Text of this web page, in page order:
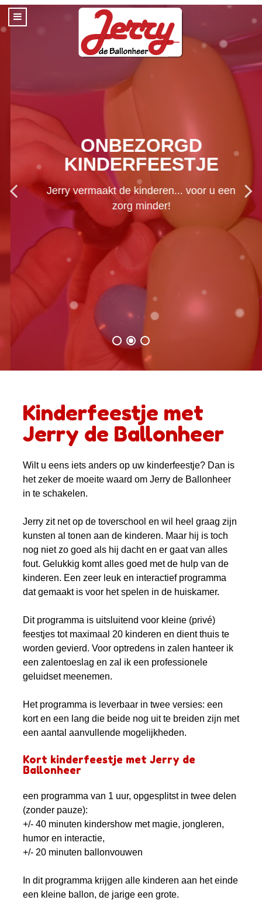
ONBEZORGD
KINDERFEESTJE
Jerry vermaakt de kinderen... voor u een
zorg minder!
Kinderfeestje met
Jerry de Ballonheer
Wilt u eens iets anders op uw kinderfeestje? Dan is
het zeker de moeite waard om Jerry de Ballonheer
in te schakelen.
Jerry zit net op de toverschool en wil heel graag zijn
kunsten al tonen aan de kinderen. Maar hij is toch
nog niet zo goed als hij dacht en er gaat van alles
fout. Gelukkig komt alles goed met de hulp van de
kinderen. Een zeer leuk en interactief programma
dat gemaakt is voor het spelen in de huiskamer.
Dit programma is uitsluitend voor kleine (privé)
feestjes tot maximaal 20 kinderen en dient thuis te
worden gevierd. Voor optredens in zalen hanteer ik
een zalentoeslag en zal ik een professionele
geluidset meenemen.
Het programma is leverbaar in twee versies: een
kort en een lang die beide nog uit te breiden zijn met
een aantal aanvullende mogelijkheden.
Kort kinderfeestje met Jerry de
Ballonheer
een programma van 1 uur, opgesplitst in twee delen
(zonder pauze):
+/- 40 minuten kindershow met magie, jongleren,
humor en interactie,
+/- 20 minuten ballonvouwen
In dit programma krijgen alle kinderen aan het einde
een kleine ballon, de jarige een grote.